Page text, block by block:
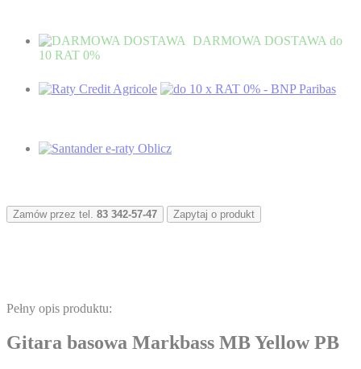
DARMOWA DOSTAWA do
10 RAT 0%
Zamów przez tel. 83 342-57-47 Zapytaj o produkt
Pełny opis produktu:
Gitara basowa Markbass MB Yellow PB